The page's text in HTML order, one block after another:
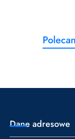
Pomiń
o
Dane adresowe